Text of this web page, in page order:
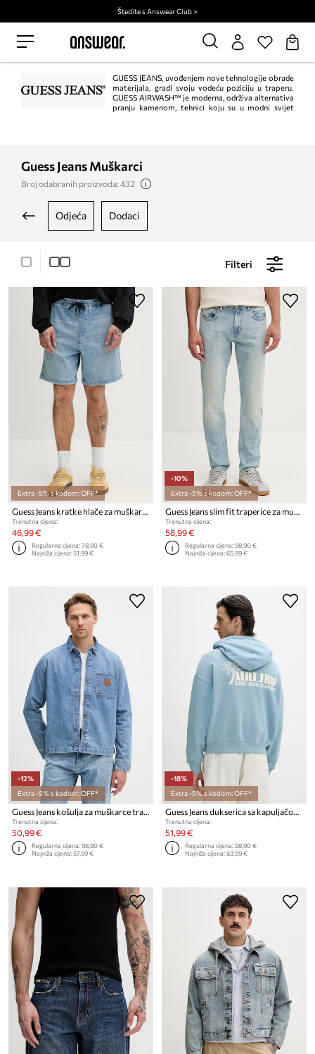
Štedite s Answear Club >
GUESS JEANS, uvođenjem nove tehnologije obrade
materijala, gradi svoju vodeću poziciju u traperu.
GUESS AIRWASH™ je moderna, održiva alternativa
pranju kamenom, tehnici koju su u modni svijet
dugogodišnjim GUESS partnerom, dugoročno ostaje ekskluzivno vlasništvo
Guess Jeans Muškarci
Broj odabranih proizvoda: 432
odjeća dodaci
Filteri
Extra -5% s kodom: OFF*
Guess Jeans kratke hlače za muškarce
Trenutna cijena:
46,99 €
Regularna cijena:78,90 €
Najniža cijena:51,99 €
-10%
Extra -5% s kodom: OFF*
Guess Jeans slim fit traperice za muškarce
Trenutna cijena:
58,99 €
Regularna cijena:98,90 €
Najniža cijena:65,99 €
-12%
Extra -5% s kodom: OFF*
Guess Jeans košulja za muškarce traper
Trenutna cijena:
50,99 €
Regularna cijena:98,90 €
Najniža cijena:57,99 €
-18%
Extra -5% s kodom: OFF*
Guess Jeans dukserica sa kapuljačom muška pamučna
Trenutna cijena:
51,99 €
Regularna cijena:98,90 €
Najniža cijena:63,99 €